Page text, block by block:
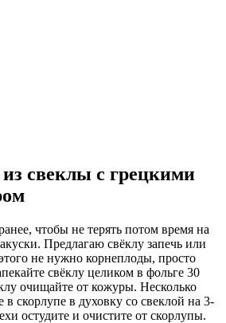
из свеклы с грецкими
чтобы не терять потом время на
Предлагаю свёклу запечь или
не нужно корнеплоды, просто
свёклу целиком в фольге 30
очищайте от кожуры. Несколько
в скорлупе в духовку со свеклой на 3-
остудите и очистите от скорлупы.